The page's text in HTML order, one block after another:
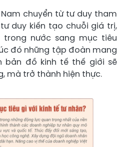
chuyển từ tư duy tham
duy kiến tạo chuỗi giá trị,
nước sang mục tiêu
đó những tập đoàn mang
bản đồ kinh tế thế giới sẽ
mà trở thành hiện thực.